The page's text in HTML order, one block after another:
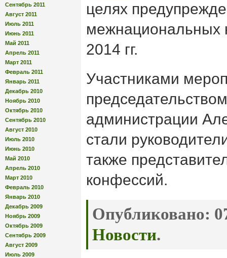
Сентябрь 2011
Август 2011
Июль 2011
Июнь 2011
Май 2011
Апрель 2011
Март 2011
Февраль 2011
Январь 2011
Декабрь 2010
Ноябрь 2010
Октябрь 2010
Сентябрь 2010
Август 2010
Июль 2010
Июнь 2010
Май 2010
Апрель 2010
Март 2010
Февраль 2010
Январь 2010
Декабрь 2009
Ноябрь 2009
Октябрь 2009
Сентябрь 2009
Август 2009
Июль 2009
целях
межнациональных
2014 гг.
Участниками
администрации
стали
также
конфессий.
Опубликовано:
Новости.